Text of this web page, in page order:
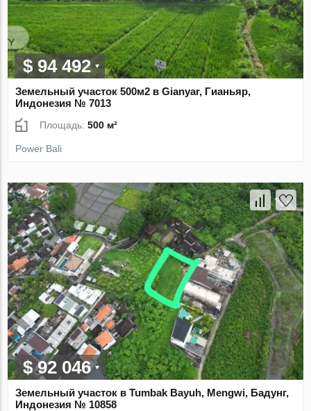
$ 94 492
Земельный участок 500м2 в Gianyar, Гианьяр,
Индонезия № 7013
Площадь:500 м²
Power Bali
$ 92 046
Земельный участок в Tumbak Bayuh, Mengwi, Бадунг,
Индонезия № 10858